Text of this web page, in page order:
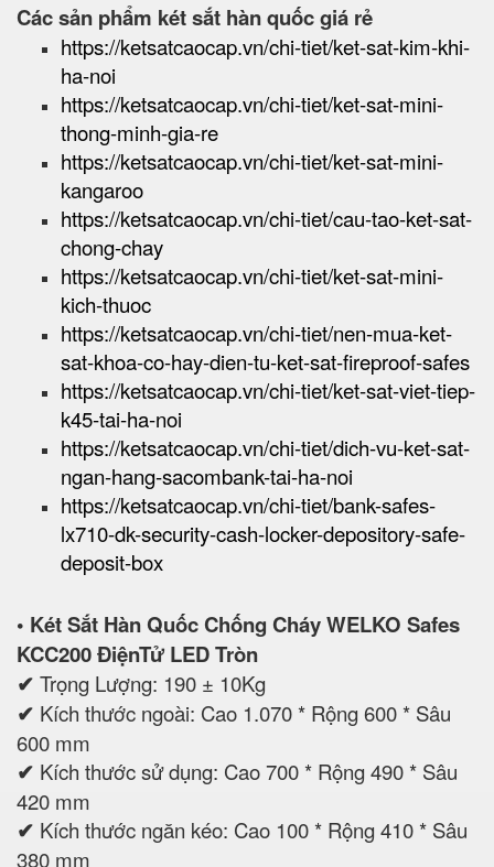
Các sản phẩm két sắt hàn quốc giá rẻ
https://ketsatcaocap.vn/chi-tiet/ket-sat-kim-khi-
ha-noi
https://ketsatcaocap.vn/chi-tiet/ket-sat-mini-
thong-minh-gia-re
https://ketsatcaocap.vn/chi-tiet/ket-sat-mini-
kangaroo
https://ketsatcaocap.vn/chi-tiet/cau-tao-ket-sat-
chong-chay
https://ketsatcaocap.vn/chi-tiet/ket-sat-mini-
kich-thuoc
https://ketsatcaocap.vn/chi-tiet/nen-mua-ket-
sat-khoa-co-hay-dien-tu-ket-sat-fireproof-safes
https://ketsatcaocap.vn/chi-tiet/ket-sat-viet-tiep-
k45-tai-ha-noi
https://ketsatcaocap.vn/chi-tiet/dich-vu-ket-sat-
ngan-hang-sacombank-tai-ha-noi
https://ketsatcaocap.vn/chi-tiet/bank-safes-
lx710-dk-security-cash-locker-depository-safe-
deposit-box
• Két Sắt Hàn Quốc Chống Cháy WELKO Safes
KCC200 ĐiệnTử LED Tròn
✔ Trọng Lượng: 190 ± 10Kg
✔ Kích thước ngoài: Cao 1.070 * Rộng 600 * Sâu
600 mm
✔ Kích thước sử dụng: Cao 700 * Rộng 490 * Sâu
420 mm
✔ Kích thước ngăn kéo: Cao 100 * Rộng 410 * Sâu
380 mm